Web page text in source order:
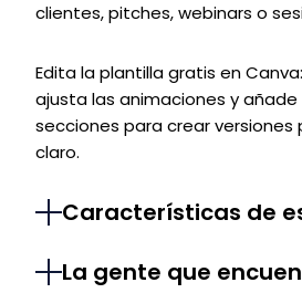
clientes, pitches, webinars o
Edita la plantilla gratis en
ajusta las animaciones y
secciones para crear
claro.
Características de
La gente que